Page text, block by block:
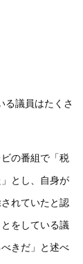
る議員はたくさ
の番組で「税
とし、自身が
れていたと認
をしている議
きだ」と述べ